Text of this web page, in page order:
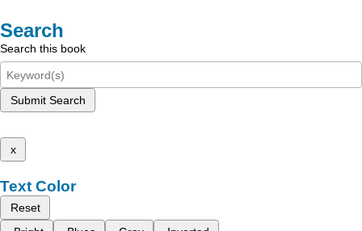
Search
Search this book
Submit Search
x
Text Color
Reset